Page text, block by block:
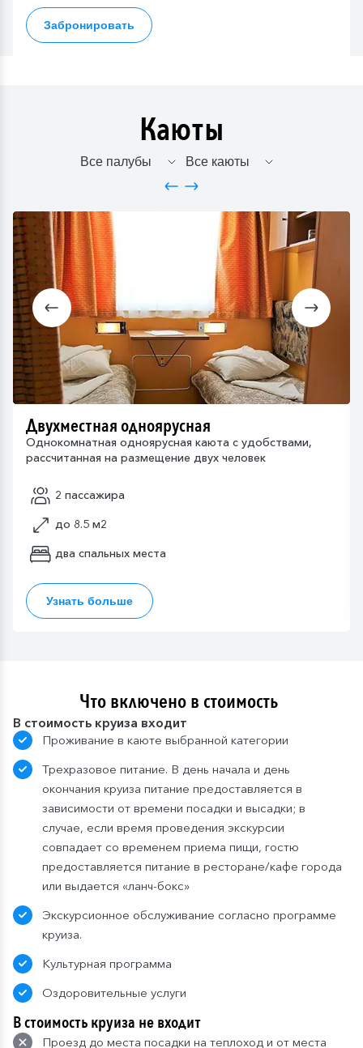
Забронировать
Каюты
Двухместная одноярусная
Однокомнатная одноярусная каюта с удобствами,
рассчитанная на размещение двух человек
2 пассажира
до 8.5 м2
два спальных места
Узнать больше
Что включено в стоимость
В стоимость круиза входит
Проживание в каюте выбранной категории
Трехразовое питание. В день начала и день
окончания круиза питание предоставляется в
зависимости от времени посадки и высадки; в
случае, если время проведения экскурсии
совпадает со временем приема пищи, гостю
предоставляется питание в ресторане/кафе города
или выдается «ланч-бокс»
Экскурсионное обслуживание согласно программе
круиза.
Культурная программа
Оздоровительные услуги
В стоимость круиза не входит
Проезд до места посадки на теплоход и от места